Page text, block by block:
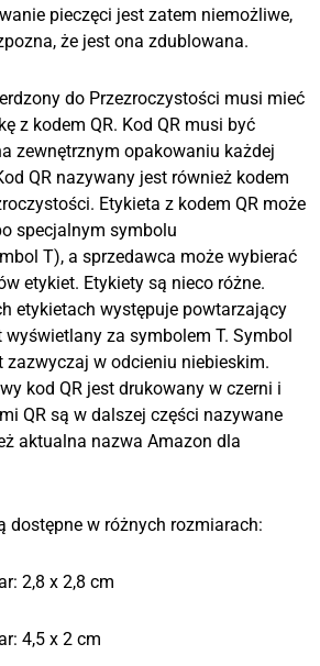
pieczęci jest zatem niemożliwe,
że jest ona zdublowana.
do Przezroczystości musi mieć
z kodem QR. Kod QR musi być
zewnętrznym opakowaniu każdej
QR nazywany jest również kodem
Etykieta z kodem QR może
specjalnym symbolu
T), a sprzedawca może wybierać
etykiet. Etykiety są nieco różne.
etykietach występuje powtarzający
wyświetlany za symbolem T. Symbol
zazwyczaj w odcieniu niebieskim.
kod QR jest drukowany w czerni i
QR są w dalszej części nazywane
aktualna nazwa Amazon dla
dostępne w różnych rozmiarach:
2,8 x 2,8 cm
4,5 x 2 cm